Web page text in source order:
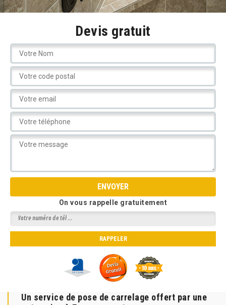
Devis gratuit
On vous rappelle gratuitement
Un service de pose de carrelage offert par une